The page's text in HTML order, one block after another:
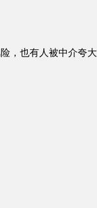
，也有人被中介夸